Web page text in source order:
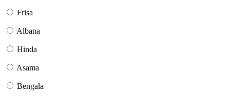
Frisa
Albana
Hinda
Asama
Bengala